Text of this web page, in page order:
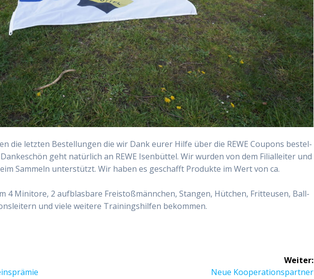
die letz­ten Bestel­lun­gen die wir Dank eurer Hil­fe über die REWE Cou­pons bestel­
geht natür­lich an REWE Isen­büt­tel. Wir wur­den von dem Fili­al­lei­ter und
Sam­meln unter­stützt. Wir haben es geschafft Pro­duk­te im Wert von ca.
4 Mini­to­re, 2 auf­blas­ba­re Frei­stoß­männ­chen, Stan­gen, Hüt­chen, Frit­teu­sen, Ball­
und vie­le wei­te­re Trai­nings­hil­fen bekommen.
Weiter:
Nächster
Neue Koope­ra­ti­ons­part­ner